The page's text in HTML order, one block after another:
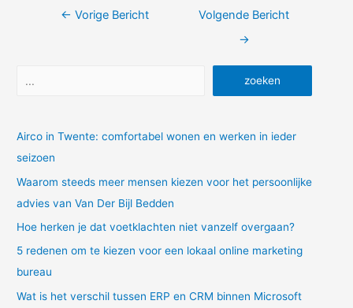
Bericht
← Vorige Bericht
Volgende Bericht
→
zoeken
Airco in Twente: comfortabel wonen en werken in ieder
seizoen
Waarom steeds meer mensen kiezen voor het persoonlijke
advies van Van Der Bijl Bedden
Hoe herken je dat voetklachten niet vanzelf overgaan?
5 redenen om te kiezen voor een lokaal online marketing
bureau
Wat is het verschil tussen ERP en CRM binnen Microsoft